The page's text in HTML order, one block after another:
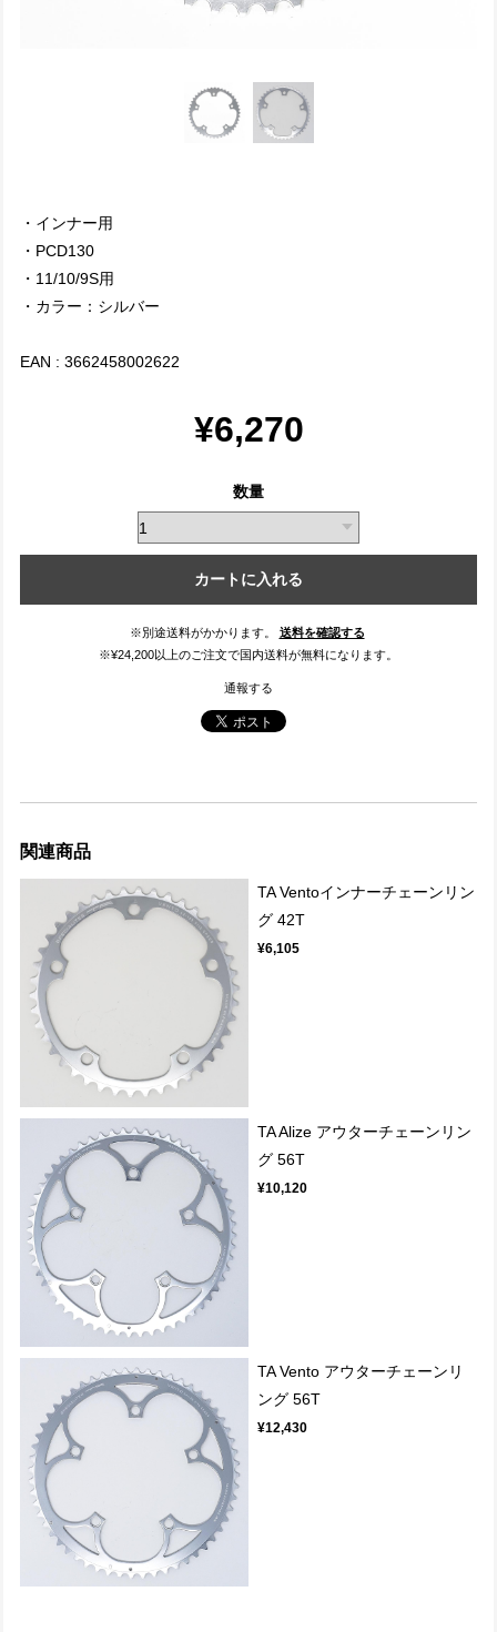
・インナー用
・PCD130
・11/10/9S用
・カラー：シルバー
EAN : 3662458002622
¥6,270
数量
カートに入れる
※別途送料がかかります。
送料を確認する
※¥24,200以上のご注文で国内送料が無料になります。
通報する
関連商品
TA Ventoインナーチェーンリン
グ 42T
¥6,105
TA Alize アウターチェーンリン
グ 56T
¥10,120
TA Vento アウターチェーンリ
ング 56T
¥12,430